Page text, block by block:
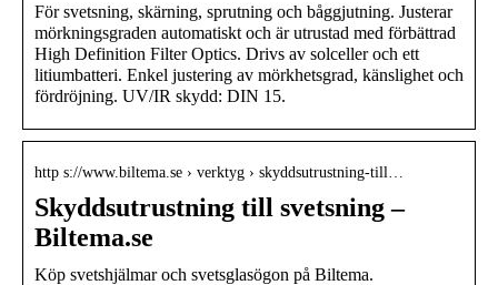
För svetsning, skärning, sprutning och båggjutning. Justerar
mörkningsgraden automatiskt och är utrustad med förbättrad
High Definition Filter Optics. Drivs av solceller och ett
litiumbatteri. Enkel justering av mörkhetsgrad, känslighet och
fördröjning. UV/IR skydd: DIN 15.
http s://www.biltema.se › verktyg › skyddsutrustning-till…
Skyddsutrustning till svetsning –
Biltema.se
Köp svetshjälmar och svetsglasögon på Biltema.